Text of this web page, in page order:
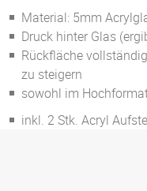
Material: 5mm
Druck hinter Glas
Rückfläche
zu steigern
sowohl im
inkl. 2 Stk. Acryl